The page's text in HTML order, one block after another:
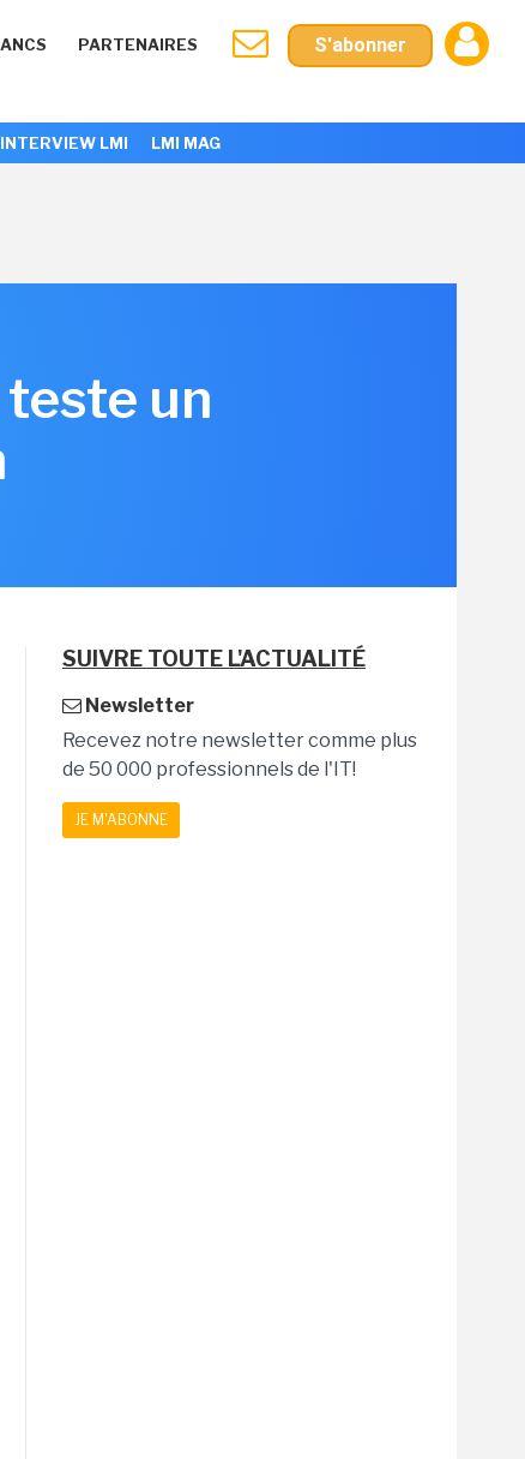
PARTENAIRES S'abonner
INTERVIEW LMI LMI MAG
un
SUIVRE TOUTE L'ACTUALITÉ
Newsletter
Recevez notre newsletter comme plus
de 50 000 professionnels de l'IT!
JE M'ABONNE